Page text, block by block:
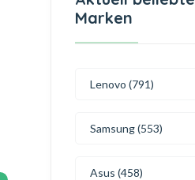
Marken
Lenovo (791)
Samsung (553)
Asus (458)